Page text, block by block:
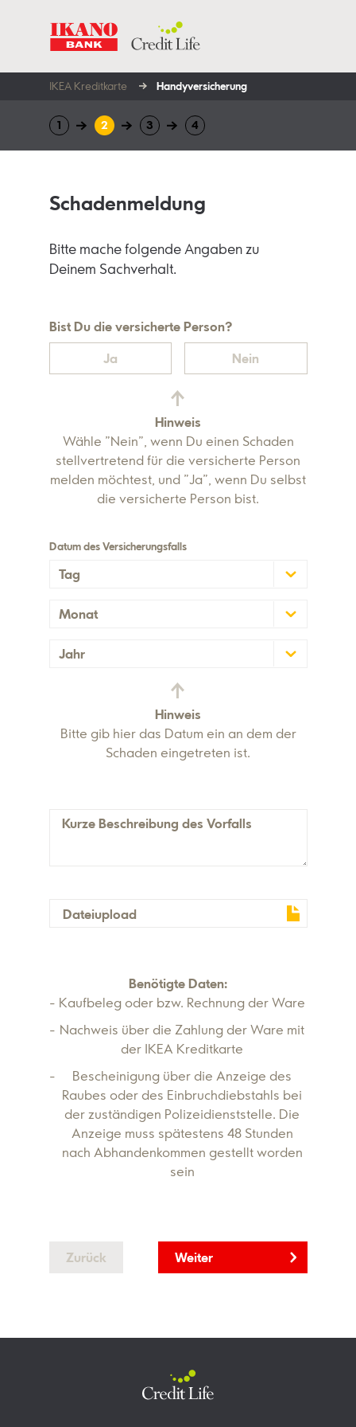
IKEA Kreditkarte Handy­versicherung
Schadenmeldung
Bitte mache folgende Angaben zu
Deinem Sachverhalt.
Ja Nein
Bist Du die versicherte Person?
Hinweis
Wähle "Nein", wenn Du einen Schaden
stellvertretend für die versicherte Person
melden möchtest, und "Ja", wenn Du selbst
die versicherte Person bist.
Datum des Versicherungsfalls
Tag
Monat
Jahr
Hinweis
Bitte gib hier das Datum ein an dem der
Schaden eingetreten ist.
Kurze Beschreibung des Vorfalls
Dateiupload
Benötigte Daten:
Kaufbeleg oder bzw. Rechnung der Ware
Nachweis über die Zahlung der Ware mit
der IKEA Kreditkarte
Bescheinigung über die Anzeige des
Raubes oder des Einbruchdiebstahls bei
der zuständigen Polizeidienststelle. Die
Anzeige muss spätestens 48 Stunden
nach Abhandenkommen gestellt worden
sein
Zurück Weiter